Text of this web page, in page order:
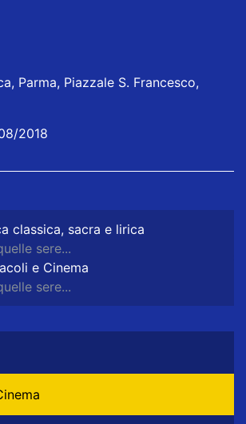
Parma, Piazzale S. Francesco,
2018
classica, sacra e lirica
sere...
e Cinema
sere...